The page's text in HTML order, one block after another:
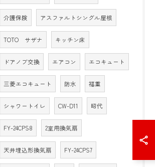
介護保険 アスファルトシングル屋根
TOTO サザナ キッチン床
ドアノブ交換 エアコン エコキュート
三菱エコキュート 防水 福重
シャワートイレ CW-D11 昭代
FY-24CPS8 2室用換気扇
天井埋込形換気扇 FY-24CPS7